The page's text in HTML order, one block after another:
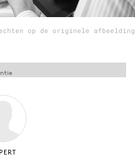
op de originele afbeelding